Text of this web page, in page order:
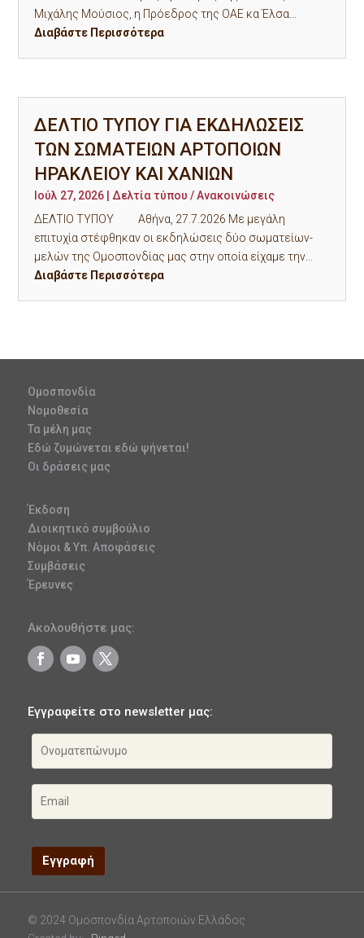
Μιχάλης Μούσιος, η Πρόεδρος της ΟΑΕ κα Έλσα...
Διαβάστε Περισσότερα
ΔΕΛΤΙΟ ΤΥΠΟΥ ΓΙΑ ΕΚΔΗΛΩΣΕΙΣ
ΤΩΝ ΣΩΜΑΤΕΙΩΝ ΑΡΤΟΠΟΙΩΝ
ΗΡΑΚΛΕΙΟΥ ΚΑΙ ΧΑΝΙΩΝ
Ιούλ 27, 2026
Δελτία τύπου / Ανακοινώσεις
ΔΕΛΤΙΟ ΤΥΠΟΥ Αθήνα, 27.7.2026 Με μεγάλη
επιτυχία στέφθηκαν οι εκδηλώσεις δύο σωματείων-
μελών της Ομοσπονδίας μας στην οποία είχαμε την...
Διαβάστε Περισσότερα
Ομοσπονδία
Νομοθεσία
Τα μέλη μας
Εδώ ζυμώνεται εδώ ψήνεται!
Οι δράσεις μας
Έκδοση
Διοικητικό συμβούλιο
Νόμοι & Υπ. Αποφάσεις
Συμβάσεις
Έρευνες
Ακολουθήστε μας:
Εγγραφείτε στο newsletter μας:
© 2024 Ομοσπονδία Αρτοποιών Ελλάδος